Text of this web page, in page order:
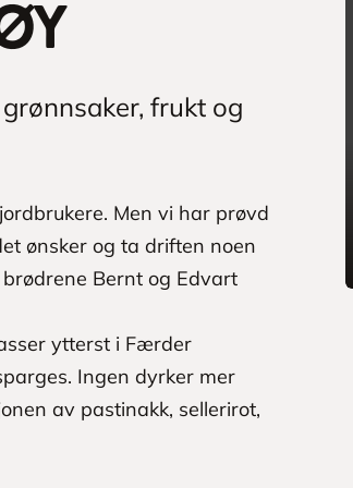
frukt og
Men vi har prøvd
ønsker og ta driften noen
Bernt og Edvart
ytterst i Færder
Ingen dyrker mer
av pastinakk, sellerirot,